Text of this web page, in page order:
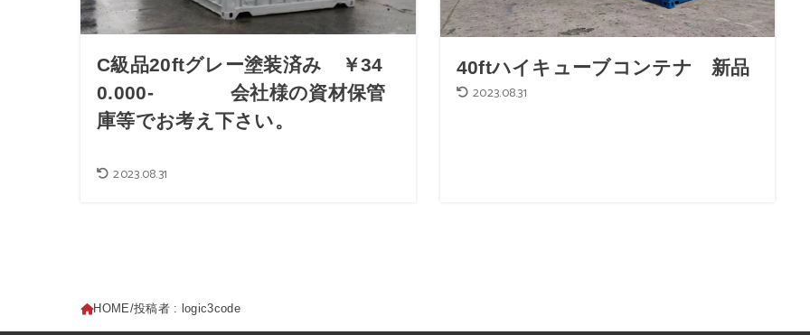
C級品20ftグレー塗装済み ￥34
0.000- 会社様の資材保管
庫等でお考え下さい。
2023.08.31
40ftハイキューブコンテナ 新品
2023.08.31
HOME 投稿者 : logic3code